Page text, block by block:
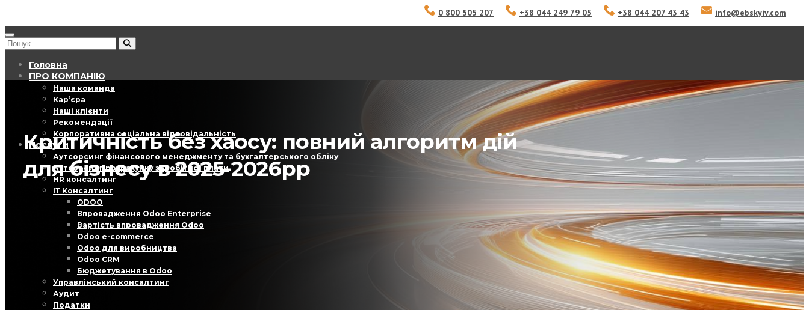
0 800 505 207 +38 044 249 79 05 +38 044 207 43 43 info@ebskyiv.com
Головна
ПРО КОМПАНІЮ
Наша команда
Кар’єра
Наші клієнти
Рекомендації
Корпоративна соціальна відповідальність
Послуги
Аутсорсинг фінансового менеджменту та бухгалтерського обліку
Аутсорсинг розрахунку заробітної плати
HR консалтинг
ІТ Консалтинг
ODOO
Впровадження Odoo Enterprise
Вартість впровадження Odoo
Odoo e-commerce
Odoo для виробництва
Odoo CRM
Бюджетування в Odoo
Управлінський консалтинг
Аудит
Податки
Критичність без хаосу: повний алгоритм дій
для бізнесу в 2025-2026рр